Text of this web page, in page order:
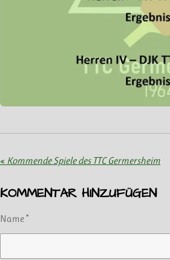
« Kommende Spiele des TTC Germersheim
KOMMENTAR HINZUFÜGEN
Name *